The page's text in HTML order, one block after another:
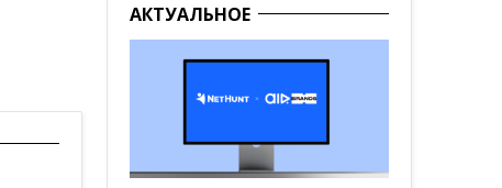
АКТУАЛЬНОЕ